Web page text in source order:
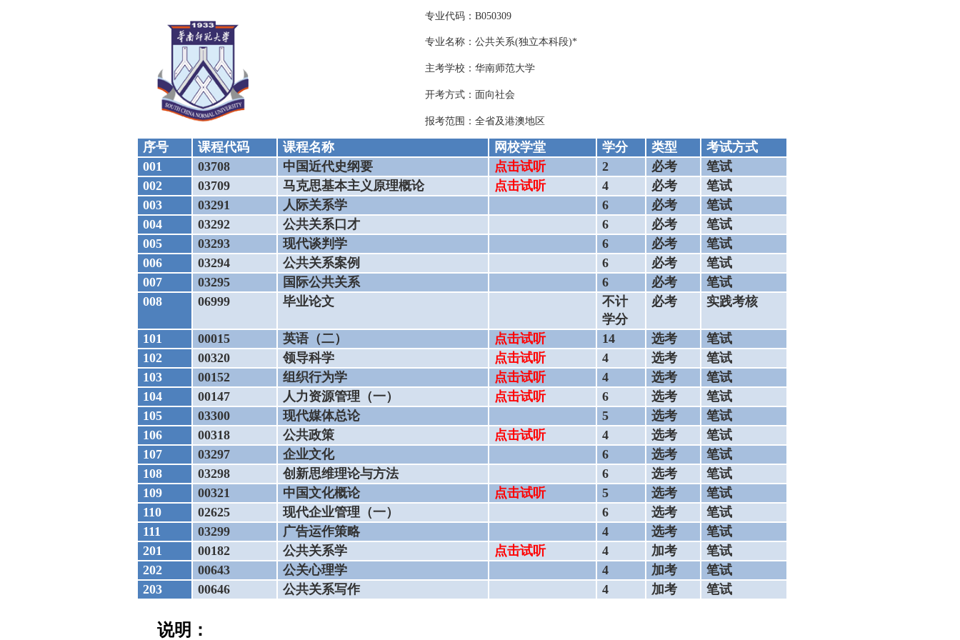
专业代码：B050309
专业名称：公共关系(独立本科段)*
主考学校：华南师范大学
开考方式：面向社会
报考范围：全省及港澳地区
序号 课程代码 课程名称 网校学堂 学分 类型
考试方式
001
03708 中国近代史纲要 点击试听 2 必考
笔试
002
03709 马克思基本主义原理概论 点击试听 4 必考
笔试
003
03291 人际关系学 6 必考
笔试
004
03292 公共关系口才 6 必考
笔试
005
03293 现代谈判学 6 必考
笔试
006
03294 公共关系案例 6 必考
笔试
007
03295 国际公共关系 6 必考
笔试
008
06999 毕业论文
不计
学分
必考 实践考核
101 00015 英语（二） 点击试听 14 选考
笔试
102
00320 领导科学 点击试听 4 选考
笔试
103
00152 组织行为学 点击试听 4 选考
笔试
104
00147 人力资源管理（一） 点击试听 6 选考
笔试
105
03300 现代媒体总论 5 选考
笔试
106
00318 公共政策 点击试听 4 选考
笔试
107
03297 企业文化 6 选考
笔试
108
03298 创新思维理论与方法 6 选考
笔试
109
00321 中国文化概论 点击试听 5 选考
笔试
110
02625 现代企业管理（一） 6 选考
笔试
111
03299 广告运作策略 4 选考
笔试
201
00182 公共关系学 点击试听 4 加考
笔试
202
00643 公关心理学 4 加考
笔试
203
00646 公共关系写作 4 加考 笔试
说明：